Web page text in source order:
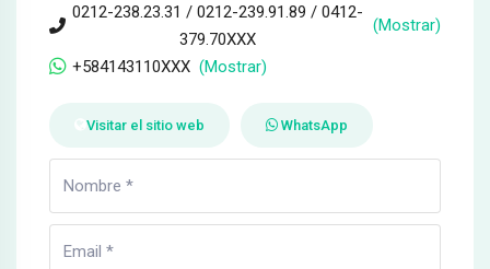
0212-238.23.31 / 0212-239.91.89 / 0412-
379.70XXX
(Mostrar)
+584143110XXX (Mostrar)
Visitar el sitio web WhatsApp